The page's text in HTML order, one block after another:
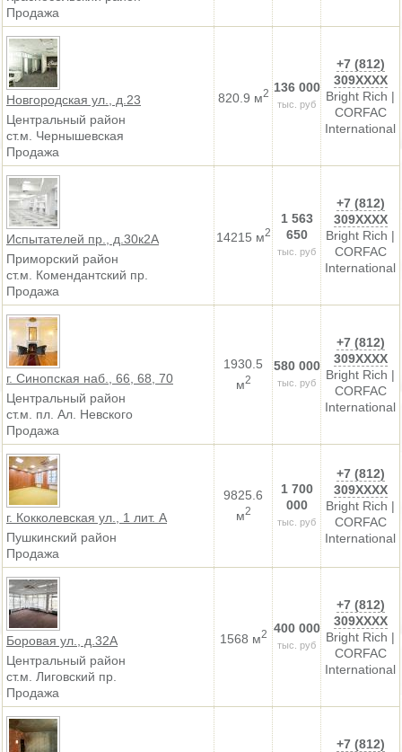
Продажа
Новгородская ул., д.23
Центральный район
ст.м. Чернышевская
Продажа
820.9 м2 136 000
тыс. руб
+7 (812)
309XXXX
Bright Rich |
CORFAC
International
Испытателей пр., д.30к2А
Приморский район
ст.м. Комендантский пр.
Продажа
14215 м2
1 563
650
тыс. руб
+7 (812)
309XXXX
Bright Rich |
CORFAC
International
г. Синопская наб., 66, 68, 70
Центральный район
ст.м. пл. Ал. Невского
Продажа
1930.5
м2
580 000
тыс. руб
+7 (812)
309XXXX
Bright Rich |
CORFAC
International
г. Кокколевская ул., 1 лит. А
Пушкинский район
Продажа
9825.6
м2
1 700
000
тыс. руб
+7 (812)
309XXXX
Bright Rich |
CORFAC
International
Боровая ул., д.32А
Центральный район
ст.м. Лиговский пр.
Продажа
1568 м2 400 000
тыс. руб
+7 (812)
309XXXX
Bright Rich |
CORFAC
International
+7 (812)